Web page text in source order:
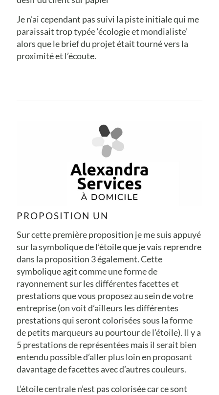
Je n’ai cependant pas suivi la piste initiale qui me
paraissait trop typée ‘écologie et mondialiste’
alors que le brief du projet était tourné vers la
proximité et l’écoute.
PROPOSITION UN
Sur cette première proposition je me suis appuyé
sur la symbolique de l’étoile que je vais reprendre
dans la proposition 3 également. Cette
symbolique agit comme une forme de
rayonnement sur les différentes facettes et
prestations que vous proposez au sein de votre
entreprise (on voit d’ailleurs les différentes
prestations qui seront colorisées sous la forme
de petits marqueurs au pourtour de l’étoile). Il y a
5 prestations de représentées mais il serait bien
entendu possible d’aller plus loin en proposant
davantage de facettes avec d’autres couleurs.
L’étoile centrale n’est pas colorisée car ce sont